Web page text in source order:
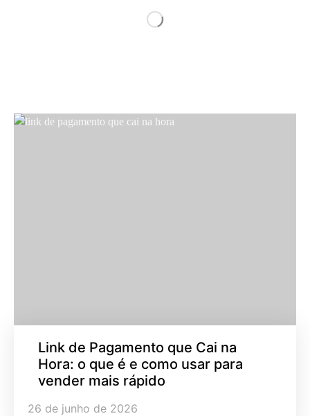
Link de Pagamento que Cai na
Hora: o que é e como usar para
vender mais rápido
26 de junho de 2026